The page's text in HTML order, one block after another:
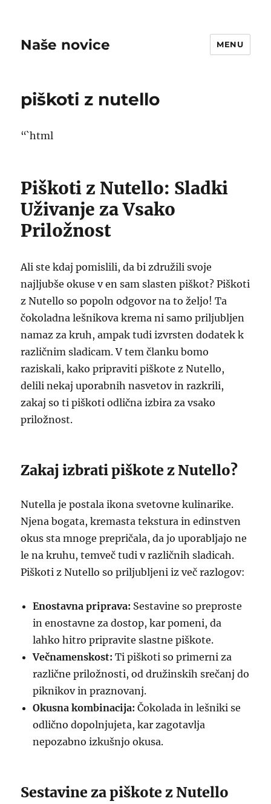
Naše novice MENU
piškoti z nutello
“`html
Piškoti z Nutello: Sladki
Uživanje za Vsako
Priložnost
Ali ste kdaj pomislili, da bi združili svoje
najljubše okuse v en sam slasten piškot? Piškoti
z Nutello so popoln odgovor na to željo! Ta
čokoladna lešnikova krema ni samo priljubljen
namaz za kruh, ampak tudi izvrsten dodatek k
različnim sladicam. V tem članku bomo
raziskali, kako pripraviti piškote z Nutello,
delili nekaj uporabnih nasvetov in razkrili,
zakaj so ti piškoti odlična izbira za vsako
priložnost.
Zakaj izbrati piškote z Nutello?
Nutella je postala ikona svetovne kulinarike.
Njena bogata, kremasta tekstura in edinstven
okus sta mnoge prepričala, da jo uporabljajo ne
le na kruhu, temveč tudi v različnih sladicah.
Piškoti z Nutello so priljubljeni iz več razlogov:
Enostavna priprava: Sestavine so preproste
in enostavne za dostop, kar pomeni, da
lahko hitro pripravite slastne piškote.
Večnamenskost: Ti piškoti so primerni za
različne priložnosti, od družinskih srečanj do
piknikov in praznovanj.
Okusna kombinacija: Čokolada in lešniki se
odlično dopolnjujeta, kar zagotavlja
nepozabno izkušnjo okusa.
Sestavine za piškote z Nutello